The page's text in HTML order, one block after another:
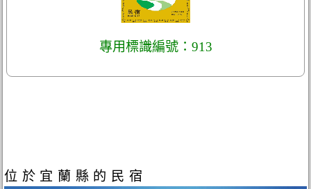
專用標識編號：913
位於宜蘭縣的民宿